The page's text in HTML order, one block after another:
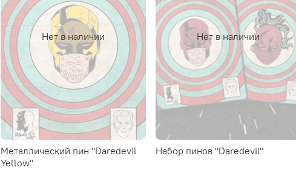
Нет в наличии
Металлический пин "Daredevil
Yellow"
Нет в наличии
Набор пинов "Daredevil"